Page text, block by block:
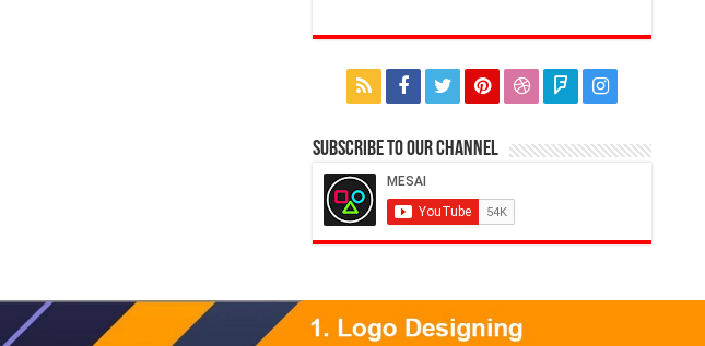
Subscribe to our Channel